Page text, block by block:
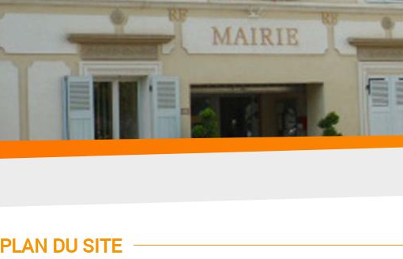
PLAN DU SITE